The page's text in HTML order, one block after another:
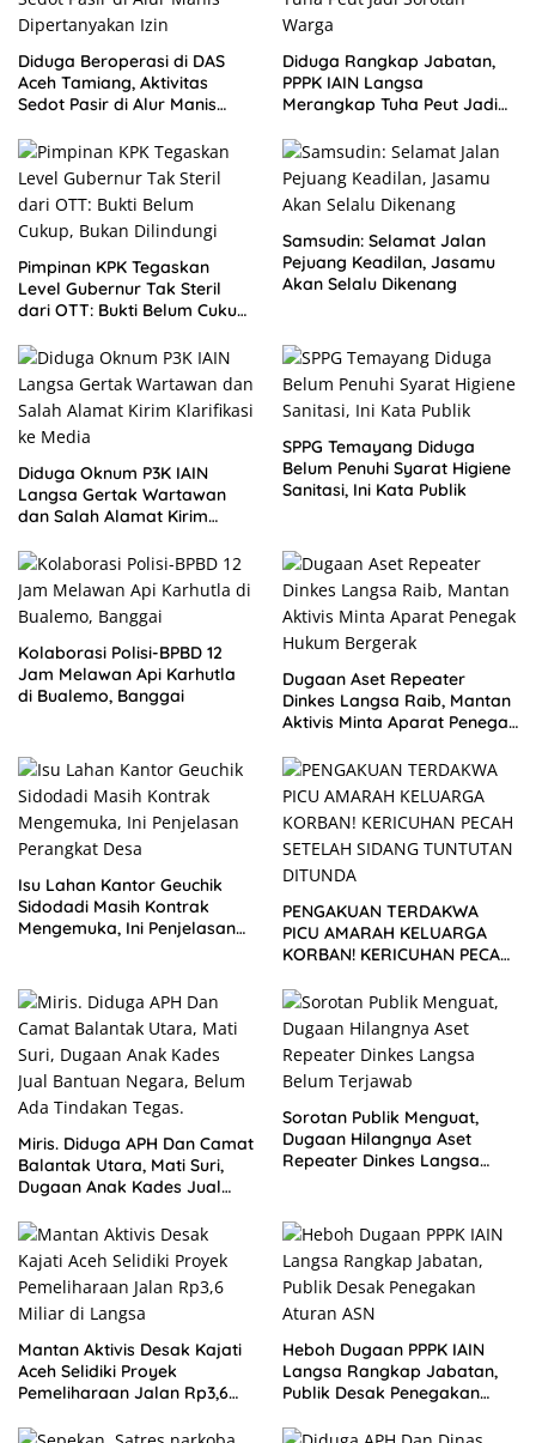
Diduga Beroperasi di DAS
Aceh Tamiang, Aktivitas
Sedot Pasir di Alur Manis
Diduga Rangkap Jabatan,
PPPK IAIN Langsa
Merangkap Tuha Peut Jadi
Pimpinan KPK Tegaskan
Level Gubernur Tak Steril
dari OTT: Bukti Belum Cukup,
Samsudin: Selamat Jalan
Pejuang Keadilan, Jasamu
Akan Selalu Dikenang
Diduga Oknum P3K IAIN
Langsa Gertak Wartawan
dan Salah Alamat Kirim
SPPG Temayang Diduga
Belum Penuhi Syarat Higiene
Sanitasi, Ini Kata Publik
Kolaborasi Polisi-BPBD 12
Jam Melawan Api Karhutla
di Bualemo, Banggai
Dugaan Aset Repeater
Dinkes Langsa Raib, Mantan
Aktivis Minta Aparat Penegak
Isu Lahan Kantor Geuchik
Sidodadi Masih Kontrak
Mengemuka, Ini Penjelasan
PENGAKUAN TERDAKWA
PICU AMARAH KELUARGA
KORBAN! KERICUHAN PECAH
DITUNDA
Miris. Diduga APH Dan Camat
Balantak Utara, Mati Suri,
Dugaan Anak Kades Jual
Sorotan Publik Menguat,
Dugaan Hilangnya Aset
Repeater Dinkes Langsa
Mantan Aktivis Desak Kajati
Aceh Selidiki Proyek
Pemeliharaan Jalan Rp3,6
Heboh Dugaan PPPK IAIN
Langsa Rangkap Jabatan,
Publik Desak Penegakan